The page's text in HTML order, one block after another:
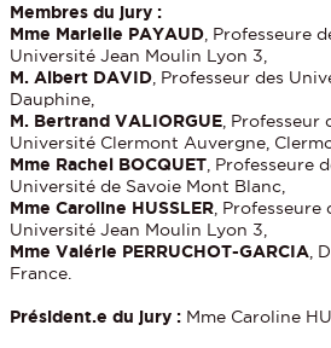
Membres du jury :
Mme Marielle PAYAUD , Professeure
Université Jean Moulin Lyon 3,
M. Albert DAVID , Professeur des
Dauphine,
M. Bertrand VALIORGUE , Professeur
Université Clermont Auvergne,
Mme Rachel BOCQUET , Professeure
Université de Savoie Mont Blanc,
Mme Caroline HUSSLER ,
Université Jean Moulin Lyon 3,
Mme Valérie PERRUCHOT-GARCIA ,
France.
Président.e du jury : Mme Caroline